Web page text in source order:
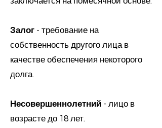
Залог - требование на
собственность другого лица в
качестве обеспечения некоторого
долга.
Несовершеннолетний - лицо в
возрасте до 18 лет.